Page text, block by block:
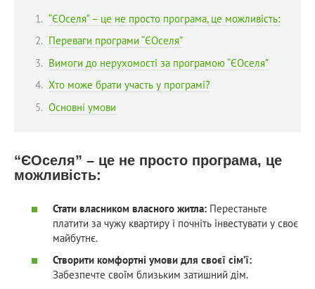
“ЄОселя” – це не просто програма, це можливість:
Переваги програми “ЄОселя”
Вимоги до нерухомості за програмою “ЄОселя”
Хто може брати участь у програмі?
Основні умови
“ЄОселя” – це не просто програма, це
можливість:
Стати власником власного житла: Перестаньте
платити за чужу квартиру і почніть інвестувати у своє
майбутнє.
Створити комфортні умови для своєї сім’ї:
Забезпечте своїм близьким затишний дім.